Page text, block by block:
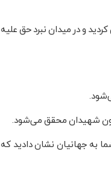
و در میدان نبرد حق علیه
خون شهیدان محقق می‌شود.
به جهانیان نشان دادید که